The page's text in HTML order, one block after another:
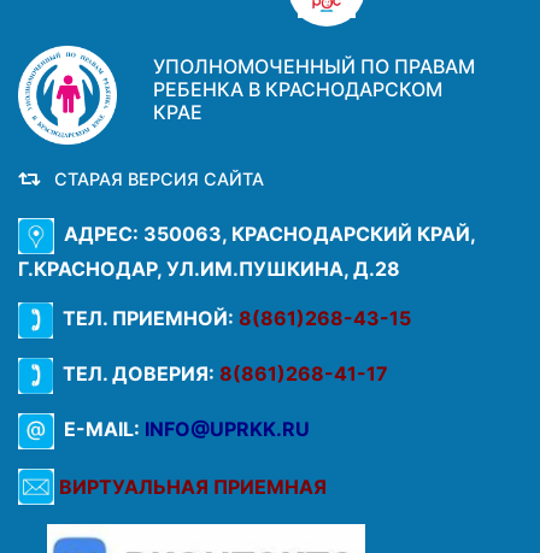
УПОЛНОМОЧЕННЫЙ ПО ПРАВАМ
РЕБЕНКА В КРАСНОДАРСКОМ
КРАЕ
СТАРАЯ ВЕРСИЯ САЙТА
АДРЕС: 350063, КРАСНОДАРСКИЙ КРАЙ,
Г.КРАСНОДАР, УЛ.ИМ.ПУШКИНА, Д.28
ТЕЛ. ПРИЕМНОЙ: 8(861)268-43-15
ТЕЛ. ДОВЕРИЯ: 8(861)268-41-17
E-MAIL: INFO@UPRKK.RU
ВИРТУАЛЬНАЯ ПРИЕМНАЯ